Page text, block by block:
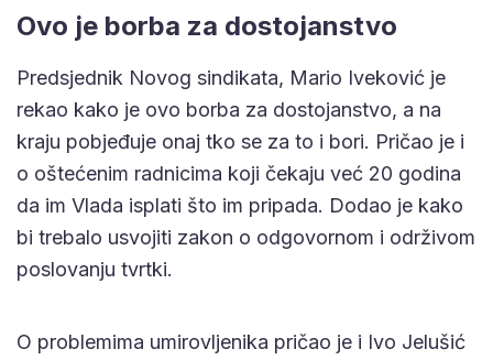
Ovo je borba za dostojanstvo
Predsjednik Novog sindikata, Mario Iveković je
rekao kako je ovo borba za dostojanstvo, a na
kraju pobjeđuje onaj tko se za to i bori. Pričao je i
o oštećenim radnicima koji čekaju već 20 godina
da im Vlada isplati što im pripada. Dodao je kako
bi trebalo usvojiti zakon o odgovornom i održivom
poslovanju tvrtki.
O problemima umirovljenika pričao je i Ivo Jelušić